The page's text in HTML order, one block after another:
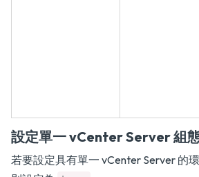
設定單一 vCenter Server 組
若要設定具有單一 vCenter Server 的